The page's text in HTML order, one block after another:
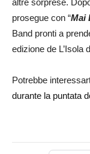
altre sorprese.
prosegue con “Mai
Band pronti a
edizione de L’Isola
Potrebbe
durante la puntata